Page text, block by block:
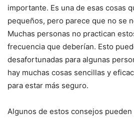
importante. Es una de esas cosas
pequeños, pero parece que no se
Muchas personas no practican
frecuencia que deberían. Esto
desafortunadas para algunas
hay muchas cosas sencillas y
para estar más seguro.
Algunos de estos consejos